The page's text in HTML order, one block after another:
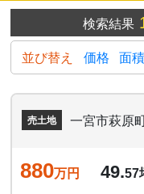
検索結果
並び替え 価格 面積
売土地 一宮市萩原
880万円 49.57